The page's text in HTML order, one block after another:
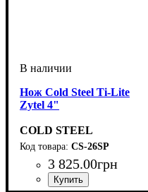
Нож Cold Steel Ti-Lite
Zytel 4"
COLD STEEL
CS-26SP
3 825.00грн